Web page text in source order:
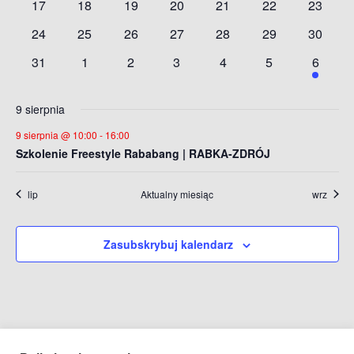
0
17
0
18
0
19
0
20
0
21
0
22
0
23
0
24
0
25
0
26
0
27
0
28
0
29
0
30
0
31
0
1
0
2
0
3
0
4
0
wydarzenia
5
1
6
9 sierpnia
9 sierpnia @ 10:00 - 16:00
Szkolenie Freestyle Rababang | RABKA-ZDRÓJ
lip Aktualny miesiąc wrz
Zasubskrybuj kalendarz